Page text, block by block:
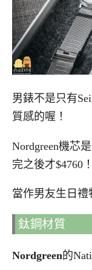
男錶不是只有
質感的喔！
Nordgreen機芯
完之後才$4760
當作男友生日
鈦鋼材質
Nordgreen的